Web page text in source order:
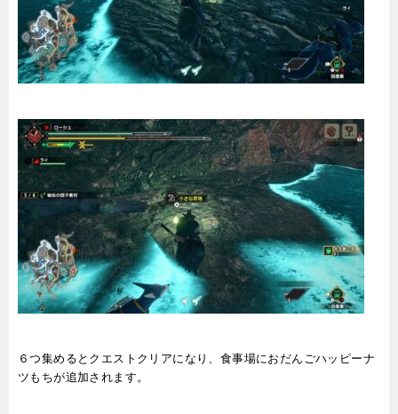
６つ集めるとクエストクリアになり、食事場におだんごハッピーナ
ツもちが追加されます。